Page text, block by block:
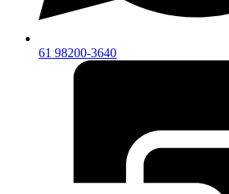
61 98200-3640